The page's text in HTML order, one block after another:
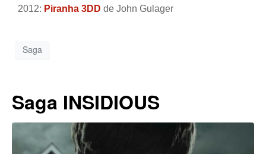
2012: Piranha 3DD de John Gulager
Saga
Saga INSIDIOUS